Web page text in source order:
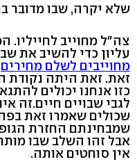
שלא יקרה, שבו מדובר
צה"ל מחוייב לחייליו.
עליון כדי להשיב את
מחוייבים לשלם מחירים
זאת. זאת היתה נקודת
כזו אנחנו יכולים
לגבי שבויים חיים.זה
שכולים שאמרו זאת
שמבחינתם החזרת
אבל זהו השלב שבו
אין סוחטים אותה.